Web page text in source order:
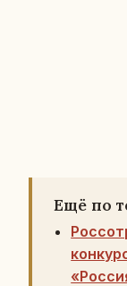
Ещё по